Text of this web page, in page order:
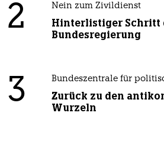
2 Nein zum Zivildienst
Hinterlistiger Schritt
Bundesregierung
3 Bundeszentrale für
Zurück zu den
Wurzeln